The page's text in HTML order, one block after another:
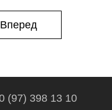
Вперед
(97) 398 13 10